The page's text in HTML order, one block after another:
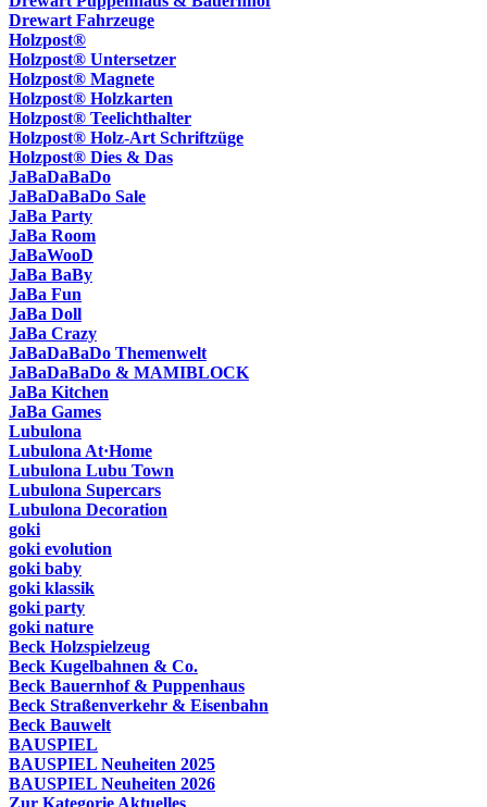
Drewart Fahrzeuge
Holzpost®
Holzpost® Untersetzer
Holzpost® Magnete
Holzpost® Holzkarten
Holzpost® Teelichthalter
Holzpost® Holz-Art Schriftzüge
Holzpost® Dies & Das
JaBaDaBaDo
JaBaDaBaDo Sale
JaBa Party
JaBa Room
JaBaWooD
JaBa BaBy
JaBa Fun
JaBa Doll
JaBa Crazy
JaBaDaBaDo Themenwelt
JaBaDaBaDo & MAMIBLOCK
JaBa Kitchen
JaBa Games
Lubulona
Lubulona At·Home
Lubulona Lubu Town
Lubulona Supercars
Lubulona Decoration
goki
goki evolution
goki baby
goki klassik
goki party
goki nature
Beck Holzspielzeug
Beck Kugelbahnen & Co.
Beck Bauernhof & Puppenhaus
Beck Straßenverkehr & Eisenbahn
Beck Bauwelt
BAUSPIEL
BAUSPIEL Neuheiten 2025
BAUSPIEL Neuheiten 2026
Zur Kategorie Aktuelles